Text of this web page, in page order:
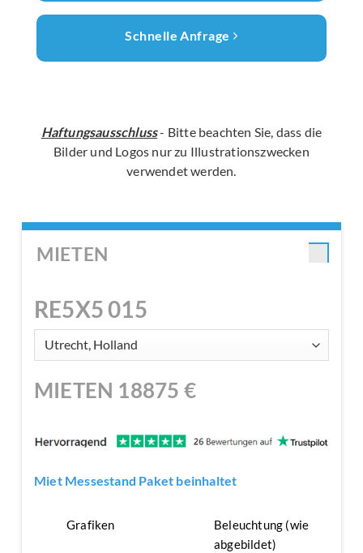
Schnelle Anfrage
Haftungsausschluss- Bitte beachten Sie, dass die
Bilder und Logos nur zu Illustrationszwecken
verwendet werden.
MIETEN
RE5X5 015
MIETEN 18875 €
Miet Messestand Paket beinhaltet
Grafiken
Beleuchtung (wie
abgebildet)